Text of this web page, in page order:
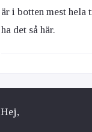
är i botten mest hela
ha det så här.
Hej,